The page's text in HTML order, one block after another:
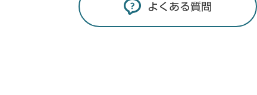
よくある質問